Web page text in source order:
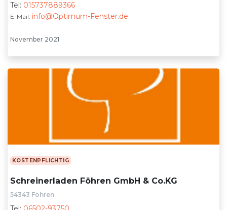
Tel: 015737889366
E-Mail: info@Optimum-Fenster.de
November 2021
KOSTENPFLICHTIG
Schreinerladen Föhren GmbH & Co.KG
54343 Föhren